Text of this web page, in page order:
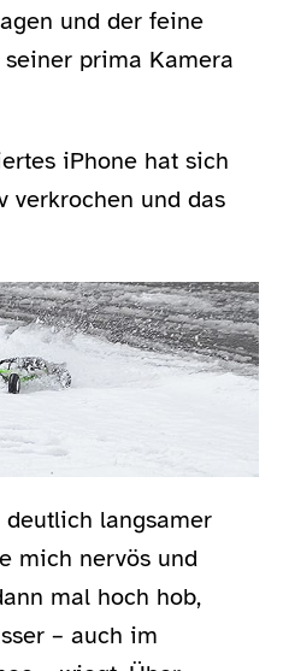
und der feine
prima Kamera
iPhone hat sich
verkrochen und das
deutlich langsamer
mich nervös und
mal hoch hob,
– auch im